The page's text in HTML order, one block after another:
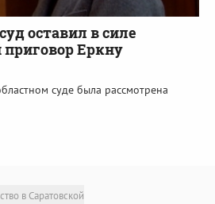
оставил в силе
Еркну
суде была рассмотрена
в Саратовской